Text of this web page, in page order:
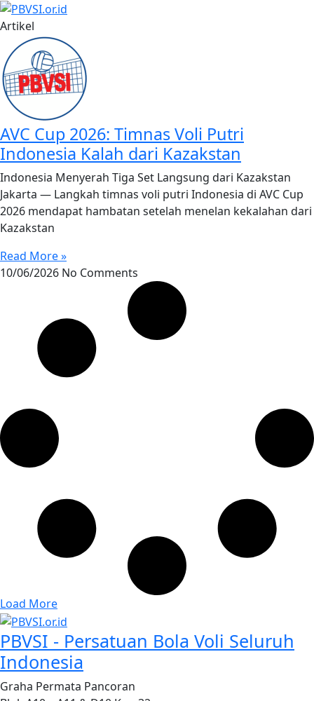
Artikel
AVC Cup 2026: Timnas Voli Putri
Indonesia Kalah dari Kazakstan
Indonesia Menyerah Tiga Set Langsung dari Kazakstan
Jakarta — Langkah timnas voli putri Indonesia di AVC Cup
2026 mendapat hambatan setelah menelan kekalahan dari
Kazakstan
Read More »
10/06/2026 No Comments
Load More
PBVSI - Persatuan Bola Voli Seluruh
Indonesia
Graha Permata Pancoran